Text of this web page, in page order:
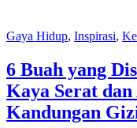
Gaya Hidup, Inspirasi,
6 Buah yang
Kaya Serat
Kandungan